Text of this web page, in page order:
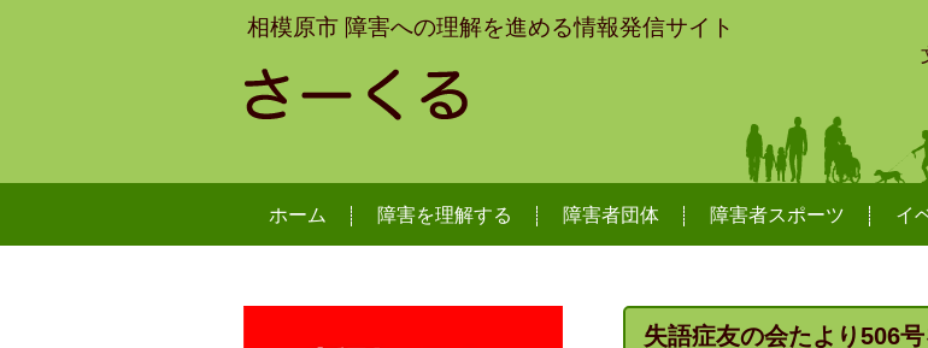
相模原市 障害への理解を進める情報発信サイト
ホーム 障害を理解する 障害者団体 障害者スポーツ イ
失語症友の会たより506